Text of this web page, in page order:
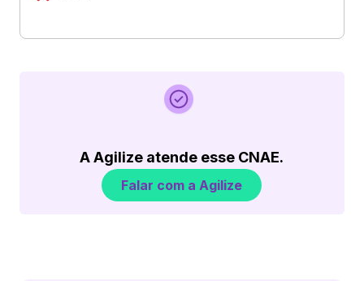
A Agilize atende esse CNAE.
Falar com a Agilize